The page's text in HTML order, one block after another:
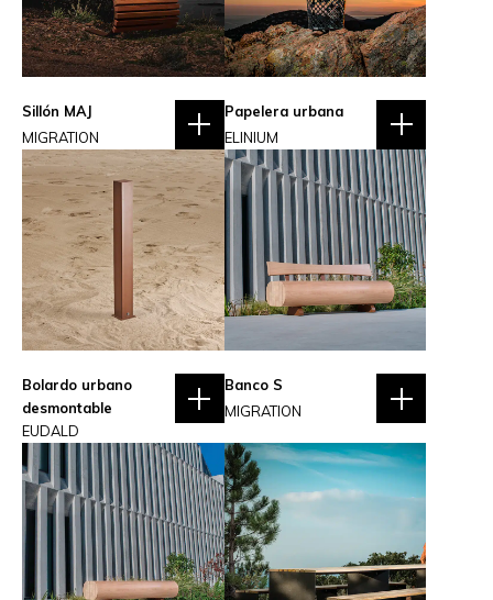
Sillón MAJ
MIGRATION
Papelera urbana
ELINIUM
Bolardo urbano
desmontable
EUDALD
Banco S
MIGRATION